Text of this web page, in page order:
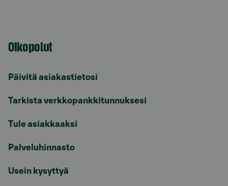
Oikopolut
Päivitä asiakastietosi
Tarkista verkkopankkitunnuksesi
Tule asiakkaaksi
Palveluhinnasto
Usein kysyttyä